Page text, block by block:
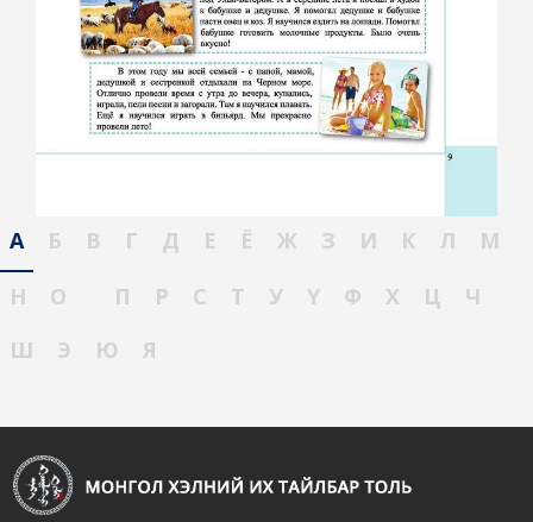
А Б В Г Д Е Ё Ж З И К Л
М
Н
О П Р С Т У Ү Ф Х Ц
Ч
Ш
Э Ю Я